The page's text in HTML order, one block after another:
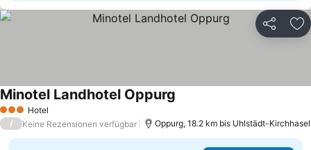
Teilen
3 SterneHotel
Minotel Landhotel Oppurg
/ Keine Rezensionen verfügbar Oppurg, 18.2 km bis Uhlstädt-Kirchhasel